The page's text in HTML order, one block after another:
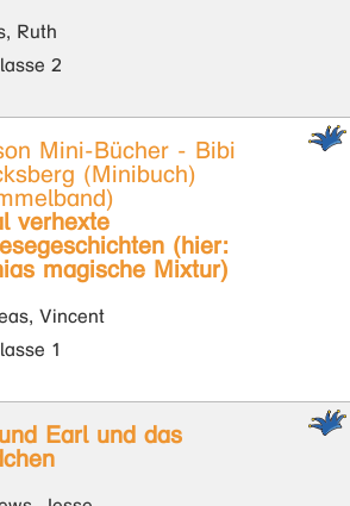
Ruth
2
Mini-Bücher - Bibi
(Minibuch)
verhexte
(hier:
magische Mixtur)
Vincent
1
Earl und das